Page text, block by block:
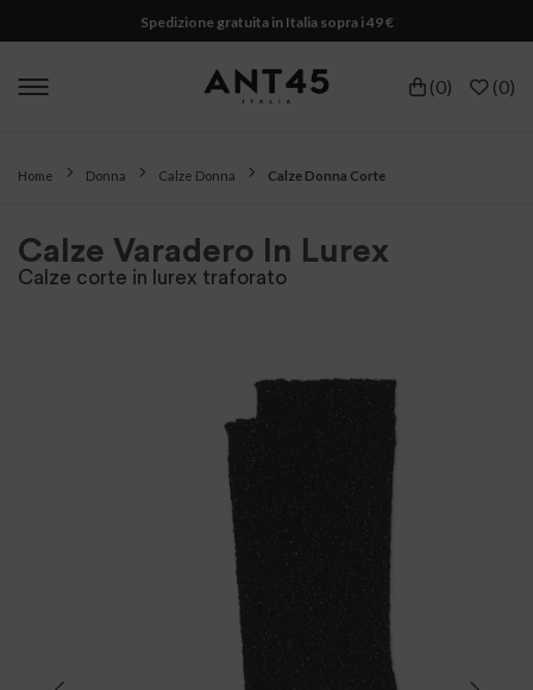
Spedizione gratuita in Italia sopra i 49 €
(0) (0)
Home Donna Calze Donna Calze Donna Corte
Calze Varadero In Lurex
Calze corte in lurex traforato